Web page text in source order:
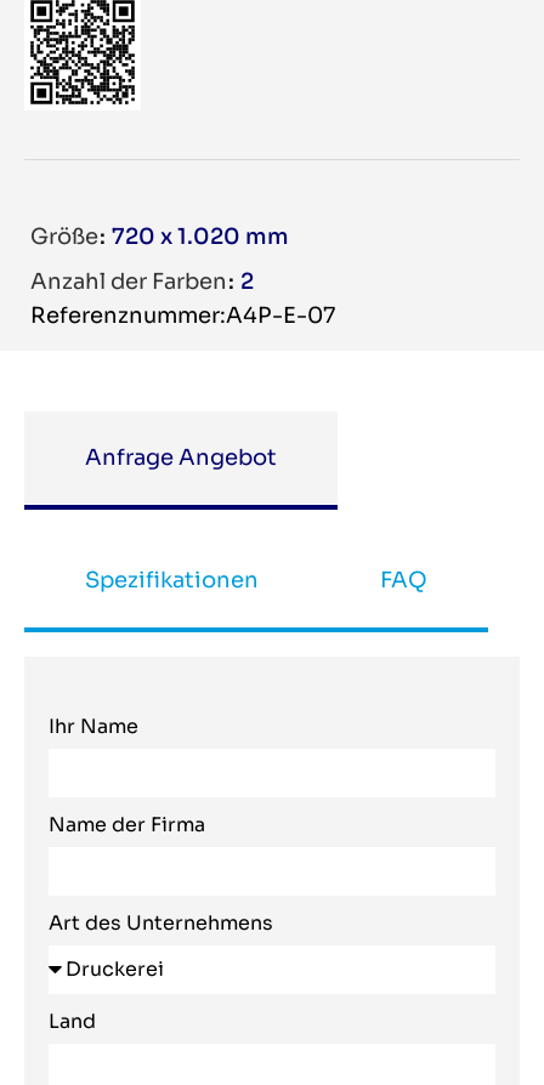
Größe 720 x 1.020 mm
Anzahl der Farben 2
Referenznummer:A4P-E-07
Anfrage Angebot
Spezifikationen FAQ
Ihr Name
Name der Firma
Art des Unternehmens
Land